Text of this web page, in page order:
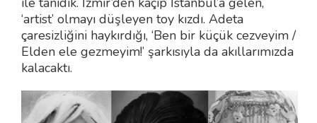
‘artist’ olmayı düşleyen toy kızdı. Adeta
çaresizliğini haykırdığı, ‘Ben bir küçük cezveyim /
Elden ele gezmeyim!’ şarkısıyla da akıllarımızda
kalacaktı.